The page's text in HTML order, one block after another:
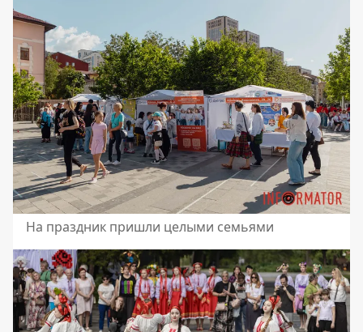
На праздник пришли целыми семьями